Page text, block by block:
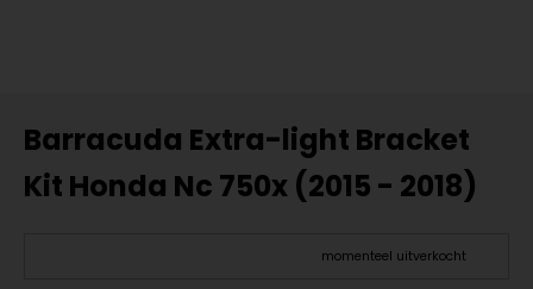
Barracuda Extra-light Bracket
Kit Honda Nc 750x (2015 - 2018)
momenteel uitverkocht